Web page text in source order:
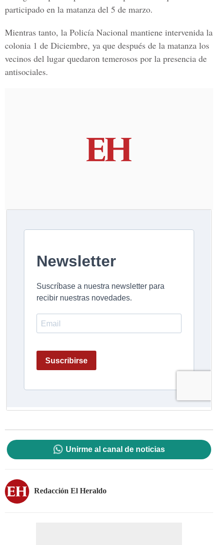
participado en la matanza del 5 de marzo.
Mientras tanto, la Policía Nacional mantiene intervenida la
colonia 1 de Diciembre, ya que después de la matanza los
vecinos del lugar quedaron temerosos por la presencia de
antisociales.
Unirme al canal de noticias
Redacción El Heraldo